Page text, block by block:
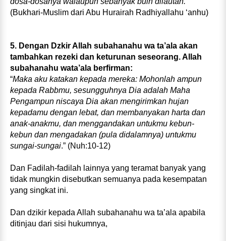
(Bukhari-Muslim dari Abu Hurairah Radhiyallahu ‘anhu)
5. Dengan Dzkir Allah subahanahu wa ta’ala akan
tambahkan rezeki dan keturunan seseorang. Allah
subahanahu wata’ala berfirman:
“Maka aku katakan kepada mereka: Mohonlah ampun
kepada Rabbmu, sesungguhnya Dia adalah Maha
Pengampun niscaya Dia akan mengirimkan hujan
kepadamu dengan lebat, dan membanyakan harta dan
anak-anakmu, dan menggandakan untukmu kebun-
kebun dan mengadakan (pula didalamnya) untukmu
sungai-sungai.” (Nuh:10-12)
Dan Fadilah-fadilah lainnya yang teramat banyak yang
tidak mungkin disebutkan semuanya pada kesempatan
yang singkat ini.
Dan dzikir kepada Allah subahanahu wa ta’ala apabila
ditinjau dari sisi hukumnya,